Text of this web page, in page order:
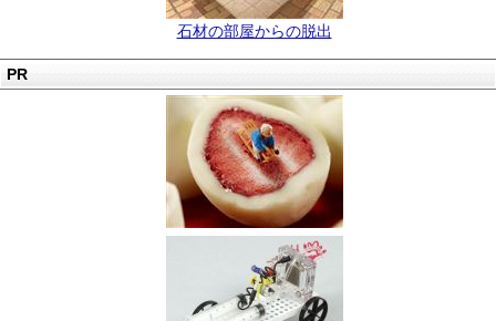
石材の部屋からの脱出
PR